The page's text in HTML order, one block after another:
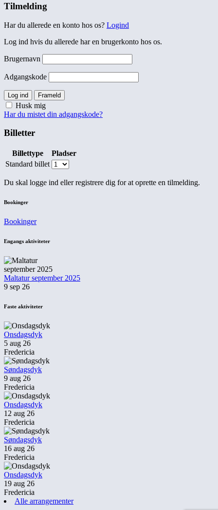
Tilmelding
Har du allerede en konto hos os? Logind
Log ind hvis du allerede har en brugerkonto hos os.
Brugernavn
Adgangskode
Log ind Frameld
Husk mig
Har du mistet din adgangskode?
Billetter
Billettype
Pladser
Standard billet
Du skal logge ind eller registrere dig for at oprette en tilmelding.
Bookinger
Bookinger
Engangs aktiviteter
Maltatur september 2025
9 sep 26
Faste aktiviteter
Onsdagsdyk
5 aug 26
Fredericia
Søndagsdyk
9 aug 26
Fredericia
Onsdagsdyk
12 aug 26
Fredericia
Søndagsdyk
16 aug 26
Fredericia
Onsdagsdyk
19 aug 26
Fredericia
Alle arrangementer